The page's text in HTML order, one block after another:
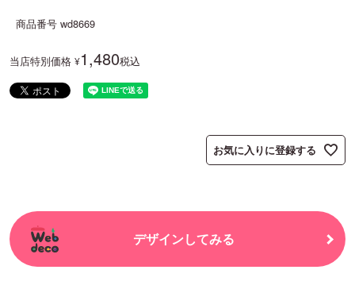
商品番号 wd8669
当店特別価格 ¥1,480税込
お気に入りに登録する
デザインしてみる